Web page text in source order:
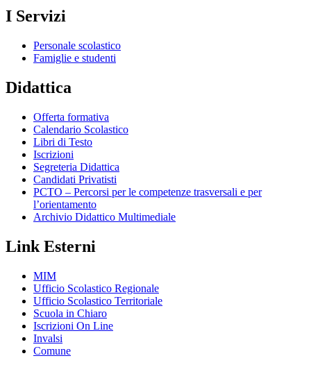
I Servizi
Personale scolastico
Famiglie e studenti
Didattica
Offerta formativa
Calendario Scolastico
Libri di Testo
Iscrizioni
Segreteria Didattica
Candidati Privatisti
PCTO – Percorsi per le competenze trasversali e per
l’orientamento
Archivio Didattico Multimediale
Link Esterni
MIM
Ufficio Scolastico Regionale
Ufficio Scolastico Territoriale
Scuola in Chiaro
Iscrizioni On Line
Invalsi
Comune